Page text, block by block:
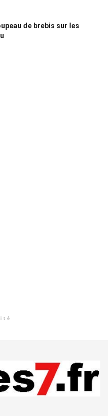
de brebis sur les